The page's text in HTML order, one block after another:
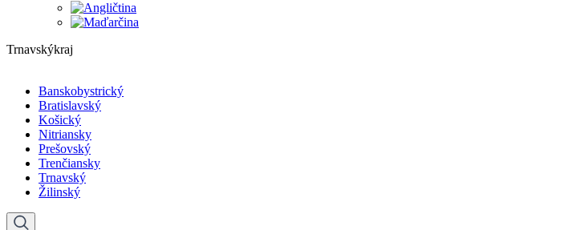
Trnavskýkraj
Banskobystrický
Bratislavský
Košický
Nitriansky
Prešovský
Trenčiansky
Trnavský
Žilinský